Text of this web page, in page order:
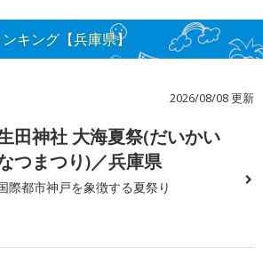
キング【兵庫県】
2026/08/08 更新
田神社 大海夏祭(だいかい
つまつり)／兵庫県
際都市神戸を象徴する夏祭り